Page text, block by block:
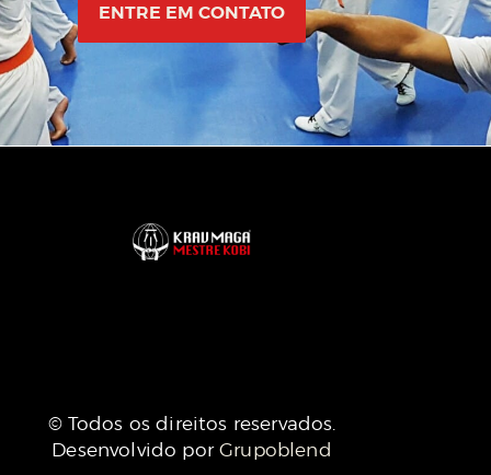
ENTRE EM CONTATO
© Todos os direitos reservados.
Desenvolvido porGrupoblend